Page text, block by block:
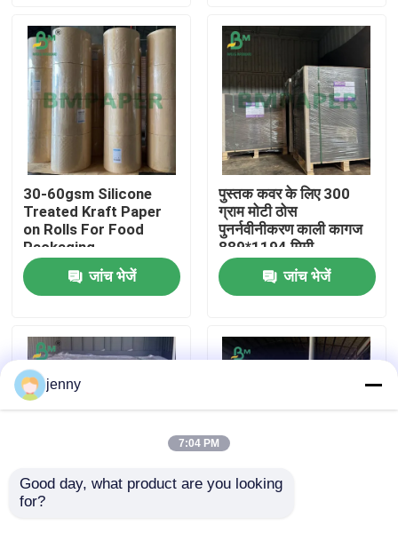
होम
उत्पाद
हमारे बारे में
फैक्टरी यात्रा
गुणवत्ता नियंत्रण
समाचार
सीएडी प्लॉटर पेपर
30-60gsm Silicone
Treated Kraft Paper
on Rolls For Food
Packaging
जांच भेजें
पुस्तक कवर के लिए 300
ग्राम मोटी ठोस
पुनर्नवीनीकरण काली कागज
889*1194 मिमी
जांच भेजें
आउटडोर विज्ञापन के लिए
jenny
7:04 PM
Good day, what product are you looking
for?